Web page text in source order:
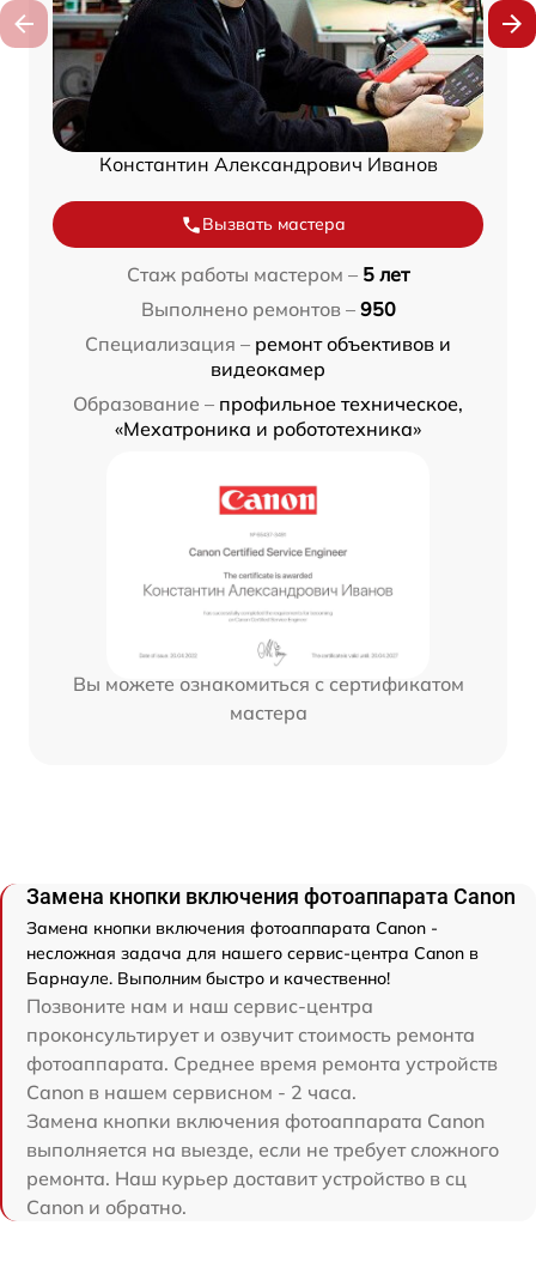
Константин Александрович Иванов
Вызвать мастера
Стаж работы мастером – 5 лет
Выполнено ремонтов – 950
Специализация – ремонт объективов и
видеокамер
Образование – профильное техническое,
«Мехатроника и робототехника»
Вы можете ознакомиться с сертификатом
мастера
Замена кнопки включения фотоаппарата Canon
Замена кнопки включения фотоаппарата Canon -
несложная задача для нашего сервис-центра Canon в
Барнауле. Выполним быстро и качественно!
Позвоните нам и наш сервис-центра
проконсультирует и озвучит стоимость ремонта
фотоаппарата. Среднее время ремонта устройств
Canon в нашем сервисном - 2 часа.
Замена кнопки включения фотоаппарата Canon
выполняется на выезде, если не требует сложного
ремонта. Наш курьер доставит устройство в сц
Canon и обратно.